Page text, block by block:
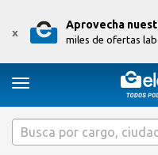
x
Aprovecha
miles de ofertas
Toggle navigation